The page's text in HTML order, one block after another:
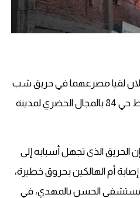
لقيا مصرعهما في حريق شب
زوال اليوم الأربعاء بمنزل وسط حي 84 بالمجال الحضري لمدينة
الحريق الذي تجهل أسبابه إلى
أم الهالكين بحروق خطيرة،
الحسن بالمهدي، في